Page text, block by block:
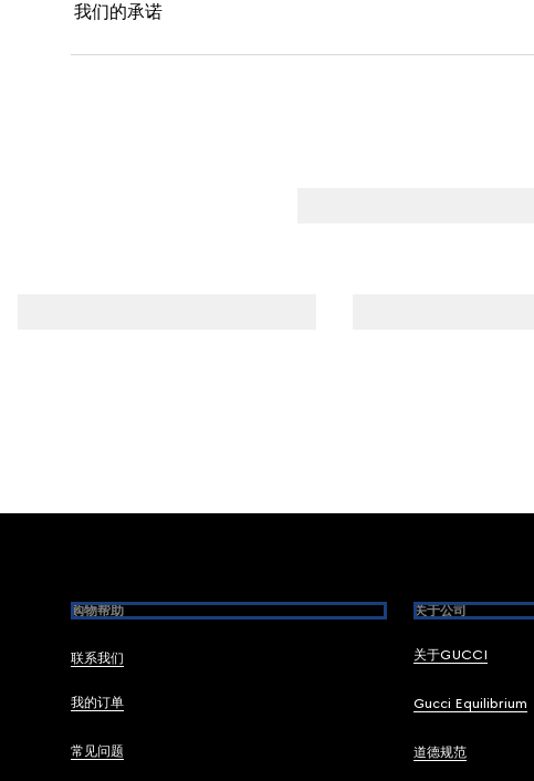
我们的承诺
购物帮助
联系我们
我的订单
常见问题
关于公司
关于GUCCI
Gucci Equilibrium
道德规范